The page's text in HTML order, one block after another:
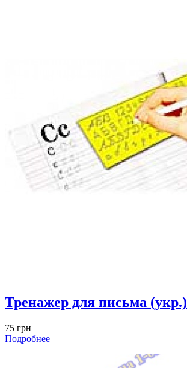
Тренажер для письма (укр.)
75 грн
Подробнее